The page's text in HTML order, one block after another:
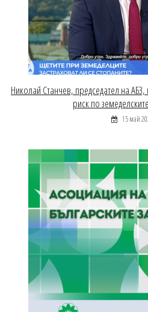
Николай Станчев, председател на
риск по
15 май